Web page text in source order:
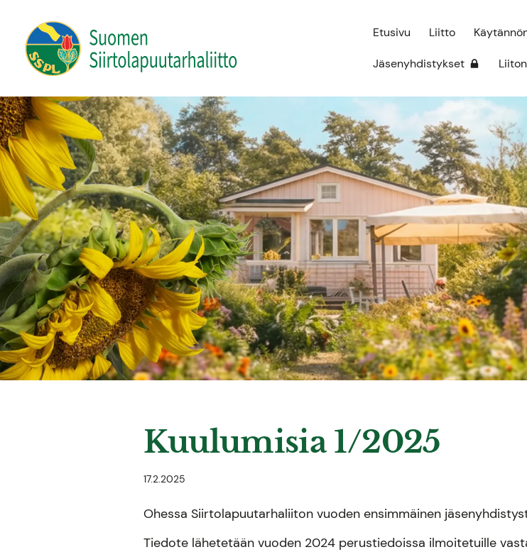
sivun
sisältöön
Suomen Siirtolapuutarhaliitto ry
Etusivu Liitto
Jäsenyhdistykset
Kuulumisia 1/2025
17.2.2025
Ohessa Siirtolapuutarhaliiton vuoden ensimmäinen
Tiedote lähetetään vuoden 2024 perustiedoissa ilmoitetuille